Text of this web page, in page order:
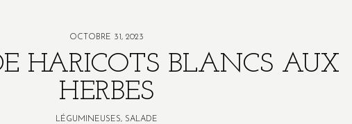
OCTOBRE 31, 2023
HARICOTS BLANCS AUX
HERBES
LÉGUMINEUSES, SALADE